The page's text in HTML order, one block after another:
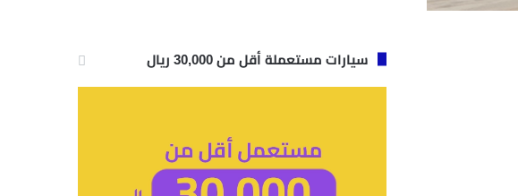
سيارات مستعملة أقل من 30,000 ريال